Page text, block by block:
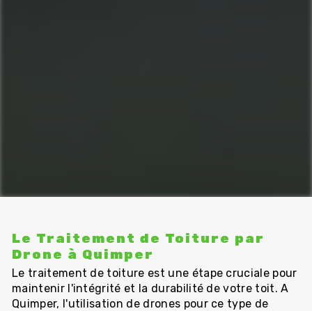
Le Traitement de Toiture par
Drone à Quimper
Le traitement de toiture est une étape cruciale pour
maintenir l'intégrité et la durabilité de votre toit. A
Quimper, l'utilisation de drones pour ce type de